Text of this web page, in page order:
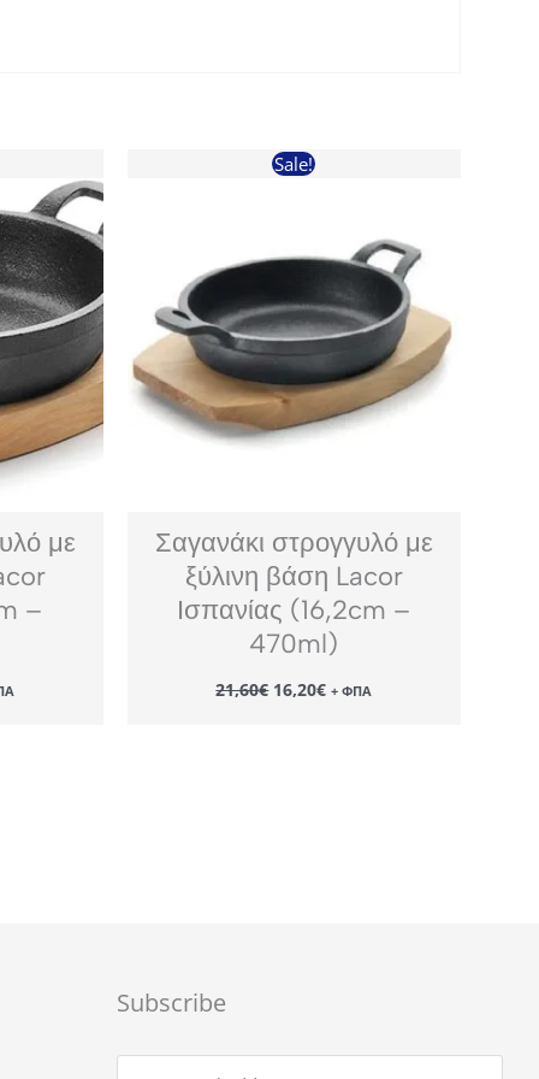
με
–
Sale!
Σαγανάκι στρογγυλό με
ξύλινη βάση Lacor
Ισπανίας (16,2cm –
470ml)
21,60€ Original
price
16,20€Η
τρέχουσα
+ ΦΠΑ
Subscribe